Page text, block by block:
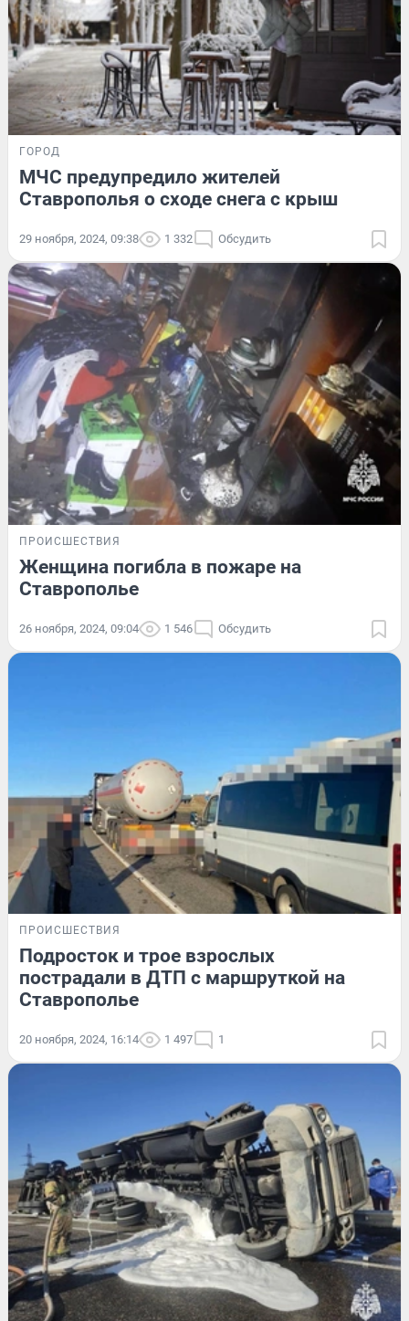
ГОРОД
МЧС предупредило жителей
Ставрополья о сходе снега с крыш
29 ноября, 2024, 09:38 1 332 Обсудить
ПРОИСШЕСТВИЯ
Женщина погибла в пожаре на
Ставрополье
26 ноября, 2024, 09:04 1 546 Обсудить
ПРОИСШЕСТВИЯ
Подросток и трое взрослых
пострадали в ДТП с маршруткой на
Ставрополье
20 ноября, 2024, 16:14 1 497 1